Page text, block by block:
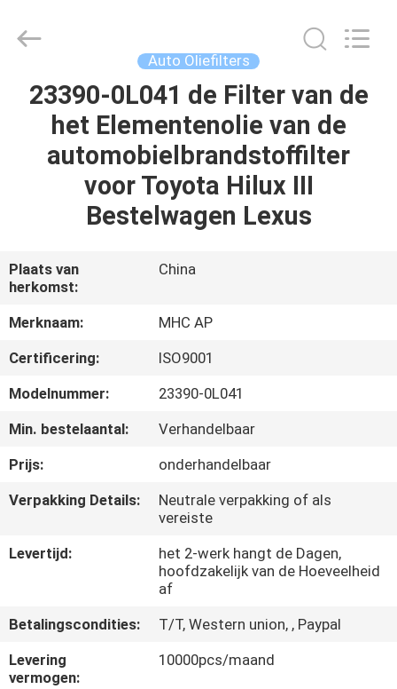
HUIS
PRODUCTEN
ONGEVEER
FABRIEKSREIS
KWALITEITSCONTROLE
NEEM
CONTACT
OP
OM
CITAAT
SITEMAP
Limited.
Auto Oliefilters
23390-0L041 de Filter van de
het Elementenolie van de
automobielbrandstoffilter
voor Toyota Hilux III
Bestelwagen Lexus
Plaats van
herkomst:
China
Merknaam:
MHC AP
Certificering:
ISO9001
Modelnummer:
23390-0L041
Min. bestelaantal:
Verhandelbaar
Prijs:
onderhandelbaar
Verpakking Details:
Neutrale verpakking of als
vereiste
Levertijd:
het 2-werk hangt de Dagen,
hoofdzakelijk van de Hoeveelheid
af
Betalingscondities:
T/T, Western union, , Paypal
Levering
vermogen:
10000pcs/maand